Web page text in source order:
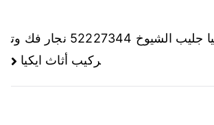
تركيب اثاث ايكيا جليب الشيوخ 52227344 نجار فك وت
ركيب أثاث ايكيا